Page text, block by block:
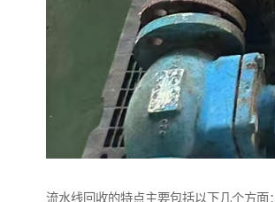
流水线回收的特点主要包括以下几个方面：